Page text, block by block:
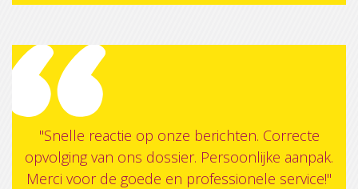
"Snelle reactie op onze berichten. Correcte
opvolging van ons dossier. Persoonlijke aanpak.
Merci voor de goede en professionele service!"